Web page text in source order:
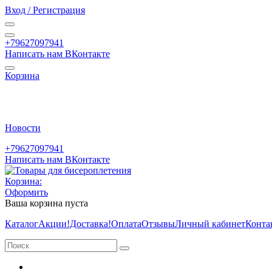
Вход / Регистрация
+79627097941
Написать нам ВКонтакте
Корзина
Новости
+79627097941
Написать нам ВКонтакте
Корзина:
Оформить
Ваша корзина пуста
КаталогАкции!Доставка!ОплатаОтзывыЛичный кабинет